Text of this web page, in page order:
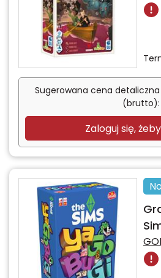
Sugerowana cena detaliczna
(brutto):
Zaloguj się,